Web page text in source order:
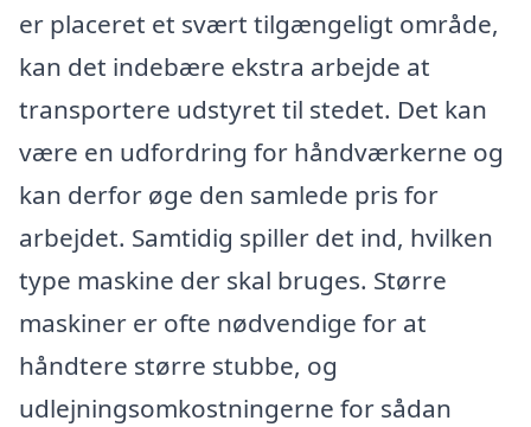
er placeret et svært tilgængeligt område,
kan det indebære ekstra arbejde at
transportere udstyret til stedet. Det kan
være en udfordring for håndværkerne og
kan derfor øge den samlede pris for
arbejdet. Samtidig spiller det ind, hvilken
type maskine der skal bruges. Større
maskiner er ofte nødvendige for at
håndtere større stubbe, og
udlejningsomkostningerne for sådan